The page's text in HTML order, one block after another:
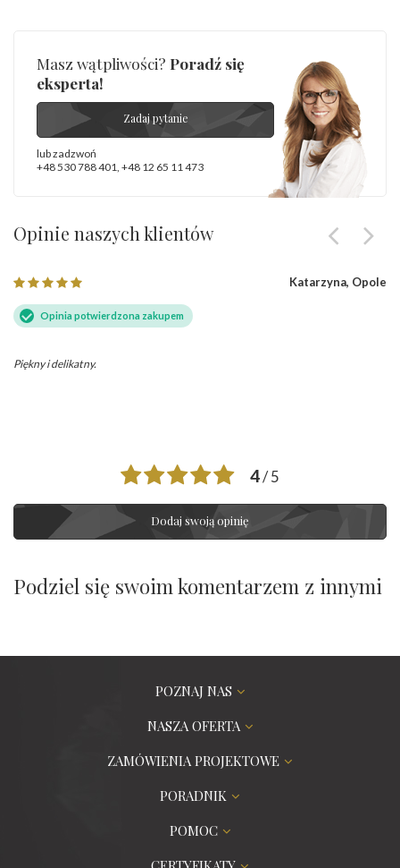
Masz wątpliwości? Poradź się
eksperta!
Zadaj pytanie
lub zadzwoń
+48 530 788 401, +48 12 65 11 473
Opinie naszych klientów
Katarzyna, Opole
Opinia potwierdzona zakupem
Piękny i delikatny.
4/ 5
Dodaj swoją opinię
Podziel się swoim komentarzem z innymi
POZNAJ NAS
NASZA OFERTA
ZAMÓWIENIA PROJEKTOWE
PORADNIK
POMOC